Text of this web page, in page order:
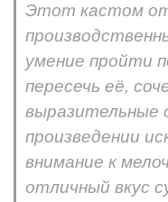
Этот кастом
умение пройти
пересечь её,
выразительные
произведении
внимание к
отличный вкус